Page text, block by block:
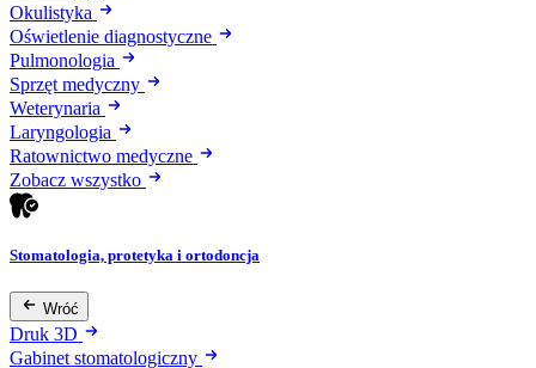
Okulistyka
Oświetlenie diagnostyczne
Pulmonologia
Sprzęt medyczny
Weterynaria
Laryngologia
Ratownictwo medyczne
Zobacz wszystko
Stomatologia, protetyka i ortodoncja
Wróć
Druk 3D
Gabinet stomatologiczny